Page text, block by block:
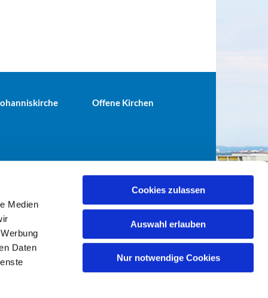
Medien
Daten
Cookies zulassen
Auswahl erlauben
Nur notwendige Cookies
Offene Kirchen
gemeinde-tiergarten.de